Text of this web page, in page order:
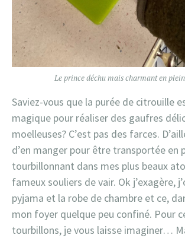
Le prince déchu mais charmant en
Saviez-vous que la purée de citrouille
magique pour réaliser des gaufres
moelleuses? C’est pas des farces.
d’en manger pour être transportée en
tourbillonnant dans mes plus beaux
fameux souliers de vair. Ok j’exagère,
pyjama et la robe de chambre et ce,
mon foyer quelque peu confiné. Pour
tourbillons, je vous laisse imaginer…